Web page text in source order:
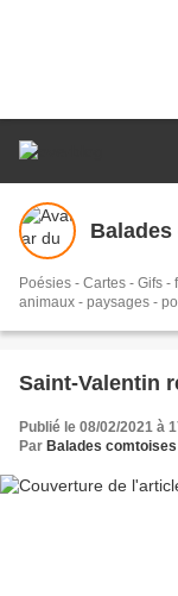
Poésies - Cartes - Gifs
animaux - paysages -
Saint-Valentin
Publié le 08/02/2021 à
Par Balades comtoises